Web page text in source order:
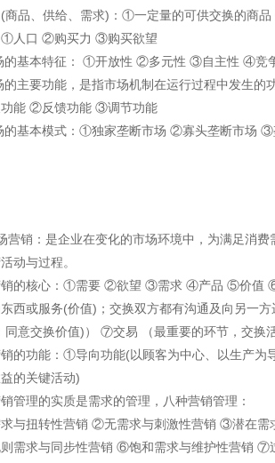
商品、供给、需求)：①一定量的可供交换的商
①人口 ②购买力 ③购买欲望
的基本特征： ①开放性 ②多元性 ③自主性 ④竞
的主要功能，是指市场机制在运行过程中发生的
能 ②反馈功能 ③调节功能
的基本模式：①独家垄断市场 ②寡头垄断市场
营销：是企业在变化的市场环境中，为满足消
动与过程。
的核心：①需要 ②欲望 ③需求 ④产品 ⑤价值 ⑥
西或服务(价值)；交换双方都有沟通及向另一
同意交换价值)） ⑦交易 （最重要的环节，交换
的功能：①导向功能(以顾客为中心、以生产
的关键活动)
管理的实质是需求的管理，八种营销管理：
与扭转性营销 ②无需求与刺激性营销 ③潜在需
需求与同步性营销 ⑥饱和需求与维护性营销 ⑦